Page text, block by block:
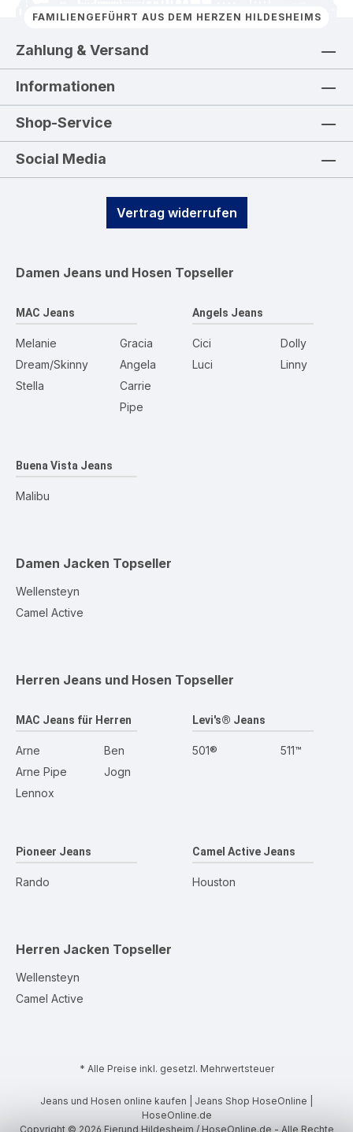
FAMILIENGEFÜHRT AUS DEM HERZEN HILDESHEIMS
Zahlung & Versand
Informationen
Shop-Service
Social Media
Vertrag widerrufen
Damen Jeans und Hosen Topseller
MAC Jeans
Melanie
Dream/Skinny
Stella
Gracia
Angela
Carrie
Pipe
Angels Jeans
Cici
Luci
Dolly
Linny
Buena Vista Jeans
Malibu
Damen Jacken Topseller
Wellensteyn
Camel Active
Herren Jeans und Hosen Topseller
MAC Jeans für Herren
Arne
Arne Pipe
Lennox
Ben
Jogn
Levi's® Jeans
501® 511™
Pioneer Jeans
Rando
Camel Active Jeans
Houston
Herren Jacken Topseller
Wellensteyn
Camel Active
* Alle Preise inkl. gesetzl. Mehrwertsteuer
Jeans und Hosen online kaufen | Jeans Shop HoseOnline |
HoseOnline.de
Copyright © 2026 Eierund Hildesheim / HoseOnline.de - Alle Rechte